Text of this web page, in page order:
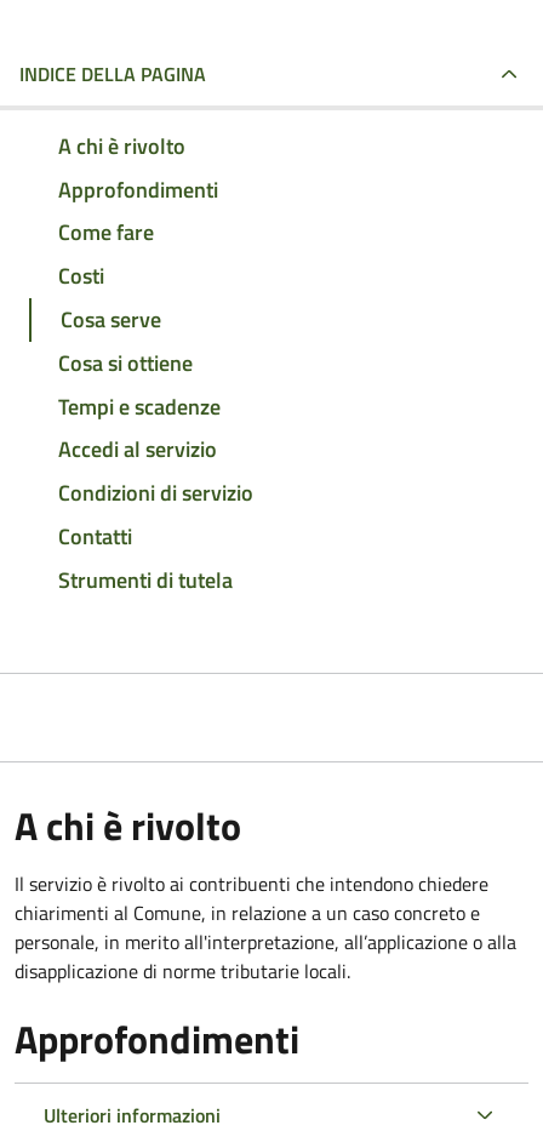
INDICE DELLA PAGINA
A chi è rivolto
Approfondimenti
Come fare
Costi
Cosa serve
Cosa si ottiene
Tempi e scadenze
Accedi al servizio
Condizioni di servizio
Contatti
Strumenti di tutela
A chi è rivolto
Il servizio è rivolto ai contribuenti che intendono chiedere
chiarimenti al Comune, in relazione a un caso concreto e
personale, in merito all'interpretazione, all’applicazione o alla
disapplicazione di norme tributarie locali.
Approfondimenti
Ulteriori informazioni